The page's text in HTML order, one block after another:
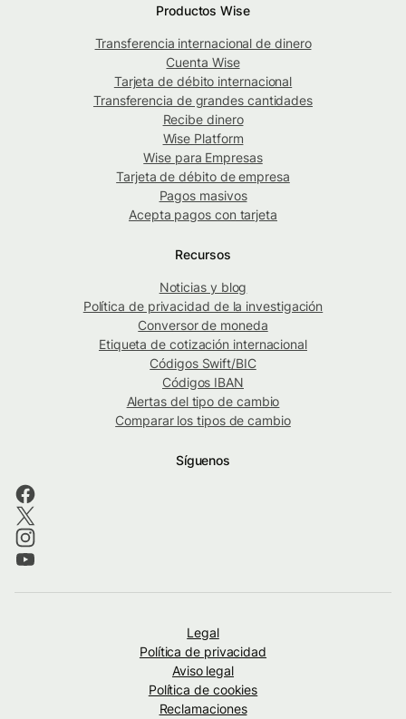
Productos Wise
Transferencia internacional de dinero
Cuenta Wise
Tarjeta de débito internacional
Transferencia de grandes cantidades
Recibe dinero
Wise Platform
Wise para Empresas
Tarjeta de débito de empresa
Pagos masivos
Acepta pagos con tarjeta
Recursos
Noticias y blog
Política de privacidad de la investigación
Conversor de moneda
Etiqueta de cotización internacional
Códigos Swift/BIC
Códigos IBAN
Alertas del tipo de cambio
Comparar los tipos de cambio
Síguenos
Legal
Política de privacidad
Aviso legal
Política de cookies
Reclamaciones